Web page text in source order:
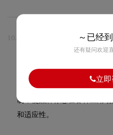
10. 问：什么是简约设计
答：简约设计风格追求"少即
余的装饰元素，保留最核心
设计中较为常见，其特点在
制，使品牌标志在各种应用
和适应性。
～已经
还有疑问欢迎
立即